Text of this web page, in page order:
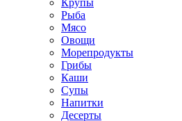
Крупы
Рыба
Мясо
Овощи
Морепродукты
Грибы
Каши
Супы
Напитки
Десерты